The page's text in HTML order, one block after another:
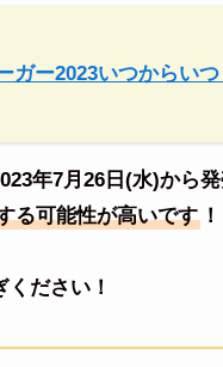
ガー2023いつからい
年7月26日(水)から発
る可能性が高いです ！
ださい！